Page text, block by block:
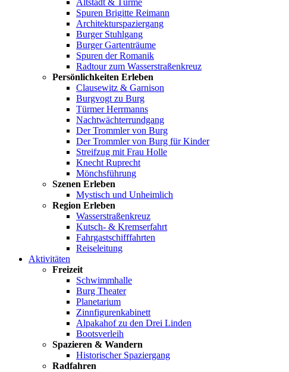
Altstadt & Türme
Spuren Brigitte Reimann
Architekturspaziergang
Burger Stuhlgang
Burger Gartenträume
Spuren der Romanik
Radtour zum Wasserstraßenkreuz
Persönlichkeiten Erleben
Clausewitz & Garnison
Burgvogt zu Burg
Türmer Herrmanns
Nachtwächterrundgang
Der Trommler von Burg
Der Trommler von Burg für Kinder
Streifzug mit Frau Holle
Knecht Ruprecht
Mönchsführung
Szenen Erleben
Mystisch und Unheimlich
Region Erleben
Wasserstraßenkreuz
Kutsch- & Kremserfahrt
Fahrgastschifffahrten
Reiseleitung
Aktivitäten
Freizeit
Schwimmhalle
Burg Theater
Planetarium
Zinnfigurenkabinett
Alpakahof zu den Drei Linden
Bootsverleih
Spazieren & Wandern
Historischer Spaziergang
Radfahren